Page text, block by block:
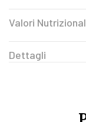
Valori
Dettagli